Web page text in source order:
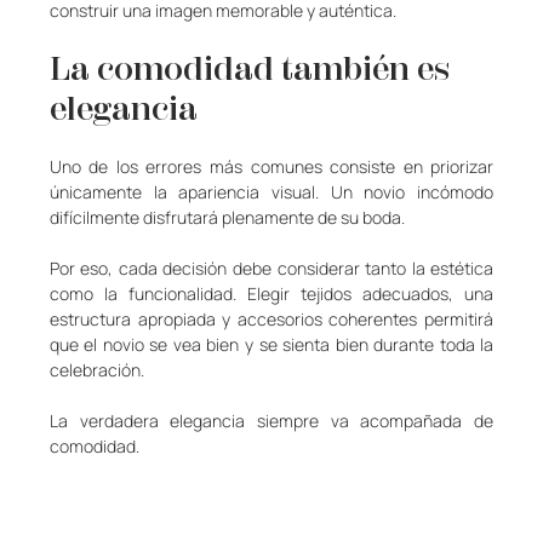
construir una imagen memorable y auténtica.
La comodidad también es
elegancia
Uno de los errores más comunes consiste en priorizar
únicamente la apariencia visual. Un novio incómodo
difícilmente disfrutará plenamente de su boda.
Por eso, cada decisión debe considerar tanto la estética
como la funcionalidad. Elegir tejidos adecuados, una
estructura apropiada y accesorios coherentes permitirá
que el novio se vea bien y se sienta bien durante toda la
celebración.
La verdadera elegancia siempre va acompañada de
comodidad.